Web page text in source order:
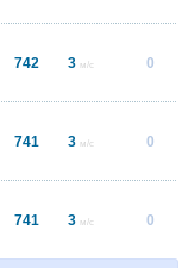
742 3 м/с 0
741 3 м/с 0
741 3 м/с 0